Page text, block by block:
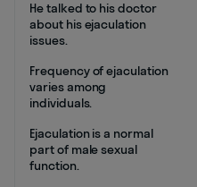
He talked to his doctor
about his ejaculation
issues.
Frequency of ejaculation
varies among
individuals.
Ejaculation is a normal
part of male sexual
function.